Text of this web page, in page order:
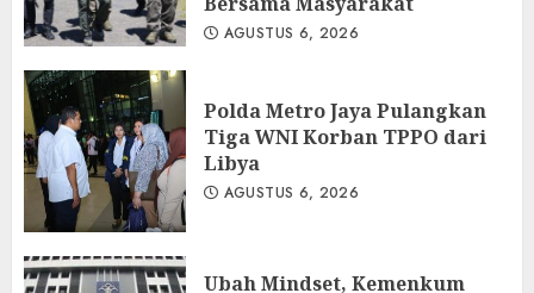
AGUSTUS 6, 2026
Polda Metro Jaya Pulangkan
Tiga WNI Korban TPPO dari
Libya
AGUSTUS 6, 2026
Ubah Mindset, Kemenkum